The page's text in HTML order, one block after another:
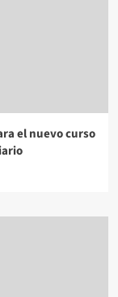
el nuevo curso